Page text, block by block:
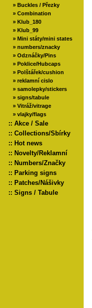
» Buckles / Přezky
» Combination
» Klub_180
» Klub_99
» Mini státy/mini states
» numbers/znacky
» Odznáčky/Pins
» Poklice/Hubcaps
» Polštářek/cushion
» reklamní cislo
» samolepky/stickers
» signs/tabule
» Vitráž/vitrage
» vlajky/flags
:: Akce / Sale
:: Collections/Sbírky
:: Hot news
:: Novelty/Reklamní
:: Numbers/Značky
:: Parking signs
:: Patches/Nášivky
:: Signs / Tabule